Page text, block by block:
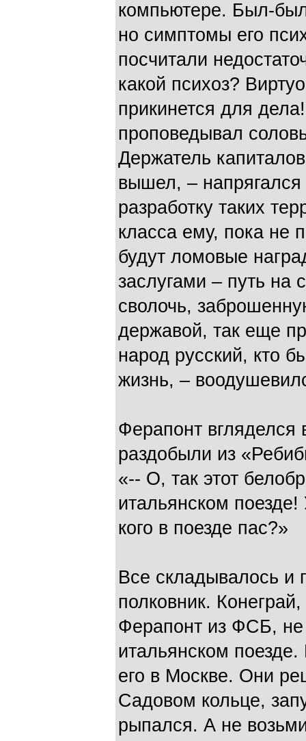
компьютере. Был-
но симптомы его
посчитали
какой психоз?
прикинется для
проповедывал
Держатель
вышел, –
разработку таких
класса ему, пока не
будут ломовые
заслугами – путь на
сволочь,
державой, так еще
народ русский, кто
жизнь, –
Ферапонт вгляделся
раздобыли из
«-- О, так этот
итальянском
кого в поезде пас?»
Все складывалось и
полковник.
Ферапонт из ФСБ, не
итальянском
его в Москве. Они
Садовом кольце,
рыпался. А не